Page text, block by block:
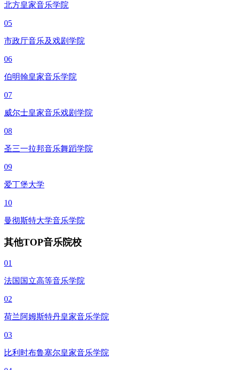
北方皇家音乐学院
05
市政厅音乐及戏剧学院
06
伯明翰皇家音乐学院
07
威尔士皇家音乐戏剧学院
08
圣三一拉邦音乐舞蹈学院
09
爱丁堡大学
10
曼彻斯特大学音乐学院
其他TOP音乐院校
01
法国国立高等音乐学院
02
荷兰阿姆斯特丹皇家音乐学院
03
比利时布鲁塞尔皇家音乐学院